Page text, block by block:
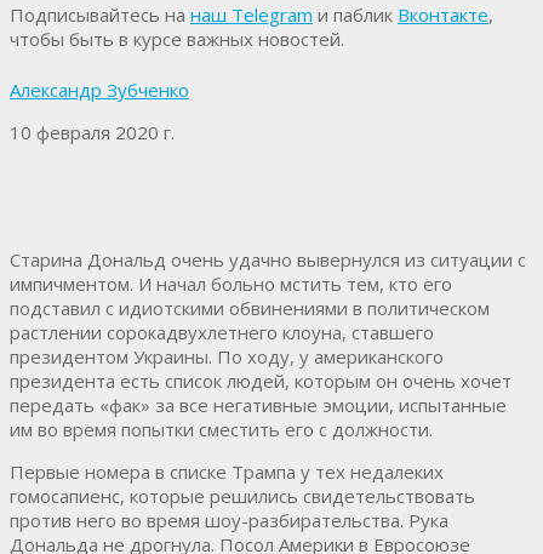
Подписывайтесь на наш Telegram и паблик Вконтакте,
чтобы быть в курсе важных новостей.
Александр Зубченко
10 февраля 2020 г.
Старина Дональд очень удачно вывернулся из ситуации с
импичментом. И начал больно мстить тем, кто его
подставил с идиотскими обвинениями в политическом
растлении сорокадвухлетнего клоуна, ставшего
президентом Украины. По ходу, у американского
президента есть список людей, которым он очень хочет
передать «фак» за все негативные эмоции, испытанные
им во время попытки сместить его с должности.
Первые номера в списке Трампа у тех недалеких
гомосапиенс, которые решились свидетельствовать
против него во время шоу-разбирательства. Рука
Дональда не дрогнула. Посол Америки в Евросоюзе